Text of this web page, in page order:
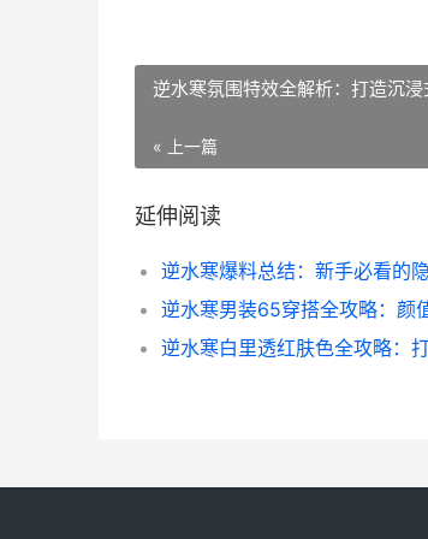
逆水寒氛围特效全解析：打造沉
« 上一篇
延伸阅读
逆水寒男装65穿搭全攻略：颜